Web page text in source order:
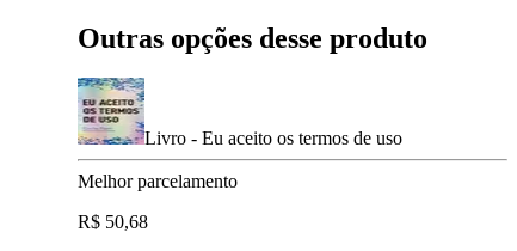
Outras opções desse produto
Livro - Eu aceito os termos de uso
Melhor parcelamento
R$ 50,68